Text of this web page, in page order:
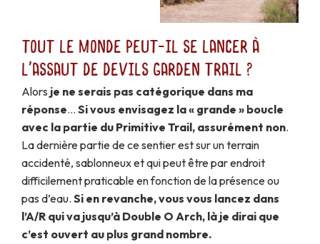
Tout le monde peut-il se lancer à
l'assaut de Devils Garden Trail ?
Alors je ne serais pas catégorique dans ma
réponse… Si vous envisagez la « grande » boucle
avec la partie du Primitive Trail, assurément non.
La dernière partie de ce sentier est sur un terrain
accidenté, sablonneux et qui peut être par endroit
difficilement praticable en fonction de la présence ou
pas d’eau. Si en revanche, vous vous lancez dans
l’A/R qui va jusqu’à Double O Arch, là je dirai que
c’est ouvert au plus grand nombre.